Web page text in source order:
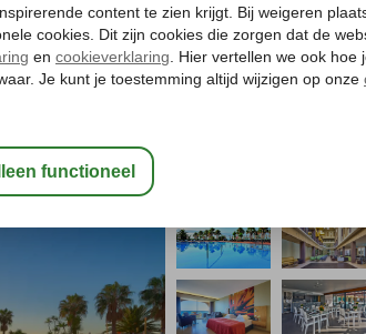
Gratis annuleren*